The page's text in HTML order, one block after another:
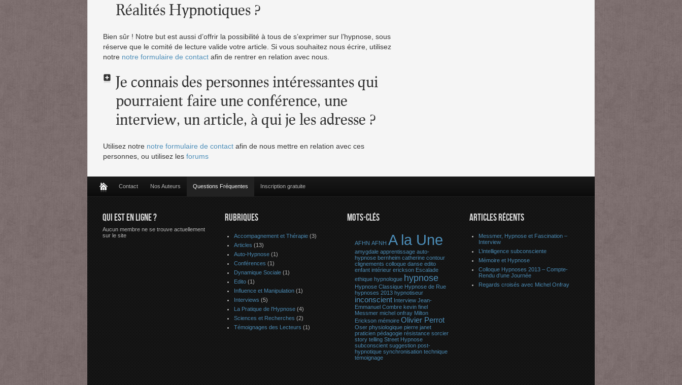
Réalités Hypnotiques ?
Bien sûr ! Notre but est aussi d’offrir la possibilité à tous de s’exprimer sur l’hypnose, sous
réserve que le comité de lecture valide votre article. Si vous souhaitez nous écrire, utilisez
notre notre formulaire de contact afin de rentrer en relation avec nous.
Je connais des personnes intéressantes qui
pourraient faire une conférence, une
interview, un article, à qui je les adresse ?
Utilisez notre notre formulaire de contact afin de nous mettre en relation avec ces
personnes, ou utilisez les forums
Contact Nos Auteurs Questions Fréquentes Inscription gratuite
QUI EST EN LIGNE ?
Aucun membre ne se trouve actuellement
sur le site
RUBRIQUES
Accompagnement et Thérapie (3)
Articles (13)
Auto-Hypnose (1)
Conférences (1)
Dynamique Sociale (1)
Edito (1)
Influence et Manipulation (1)
Interviews (5)
La Pratique de l'Hypnose (4)
Sciences et Recherches (2)
Témoignages des Lecteurs (1)
MOTS-CLÉS
AFHN AFNH A la Une
amygdale apprentissage auto-
hypnose bernheim catherine contour
clignements colloque danse edito
enfant intérieur erickson Escalade
ethique hypnologue hypnose
Hypnose Classique Hypnose de Rue
hypnoses 2013 hypnotiseur
inconscient Interview Jean-
Emmanuel Combre kevin finel
Messmer michel onfray Milton
Erickson mémoire Olivier Perrot
Oser physiologique pierre janet
praticien pédagogie résistance sorcier
story telling Street Hypnose
subconscient suggestion post-
hypnotique synchronisation technique
témoignage
ARTICLES RÉCENTS
Messmer, Hypnose et Fascination –
Interview
L’intelligence subconsciente
Mémoire et Hypnose
Colloque Hypnoses 2013 – Compte-
Rendu d’une Journée
Regards croisés avec Michel Onfray